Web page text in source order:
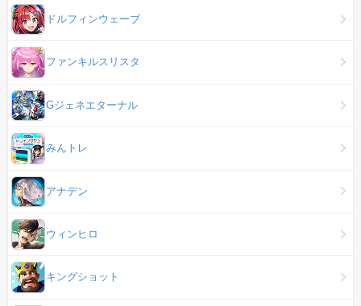
ドルフィンウェーブ
ファンキルスリスタ
Gジェネエターナル
みんトレ
アナデン
ウィンヒロ
キングショット